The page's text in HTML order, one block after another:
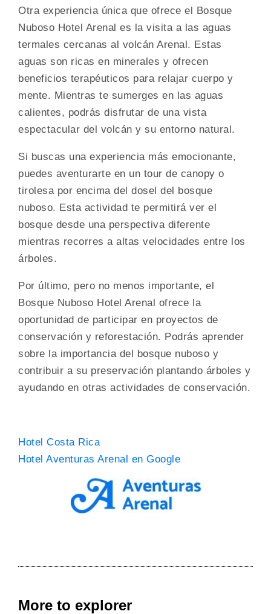
Otra experiencia única que ofrece el Bosque
Nuboso Hotel Arenal es la visita a las aguas
termales cercanas al volcán Arenal. Estas
aguas son ricas en minerales y ofrecen
beneficios terapéuticos para relajar cuerpo y
mente. Mientras te sumerges en las aguas
calientes, podrás disfrutar de una vista
espectacular del volcán y su entorno natural.
Si buscas una experiencia más emocionante,
puedes aventurarte en un tour de canopy o
tirolesa por encima del dosel del bosque
nuboso. Esta actividad te permitirá ver el
bosque desde una perspectiva diferente
mientras recorres a altas velocidades entre los
árboles.
Por último, pero no menos importante, el
Bosque Nuboso Hotel Arenal ofrece la
oportunidad de participar en proyectos de
conservación y reforestación. Podrás aprender
sobre la importancia del bosque nuboso y
contribuir a su preservación plantando árboles y
ayudando en otras actividades de conservación.
Hotel Costa Rica
Hotel Aventuras Arenal en Google
More to explorer